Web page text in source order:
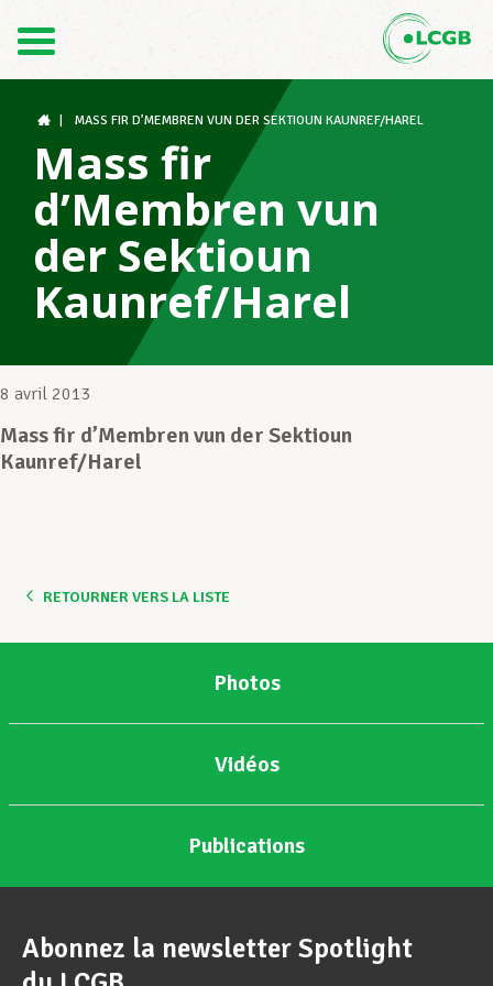
DE
Le LCGB
Structures syndicales
Assistance au Travail
Vos droits
Devenir Membre
Actualités
MASS FIR D’MEMBREN VUN DER SEKTIOUN KAUNREF/HAREL
Mass fir
d’Membren vun
der Sektioun
Kaunref/Harel
8 avril 2013
Mass fir d’Membren vun der Sektioun
Kaunref/Harel
RETOURNER VERS LA LISTE
Photos
Vidéos
Publications
Abonnez la newsletter Spotlight